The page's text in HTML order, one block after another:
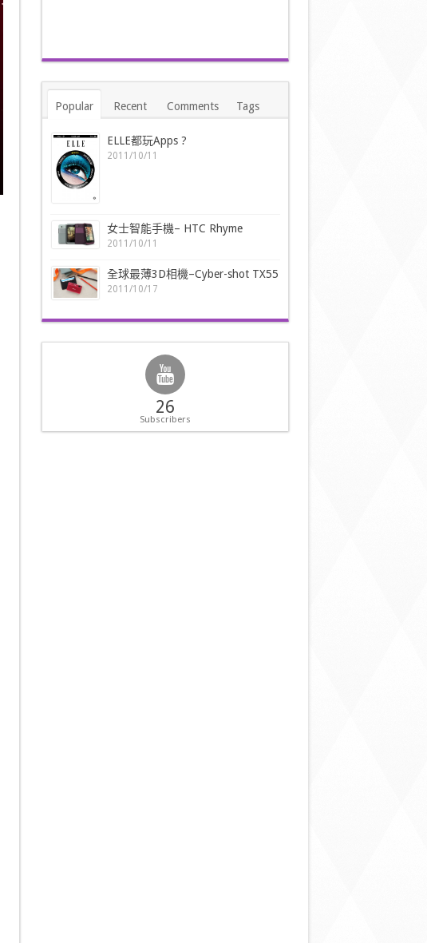
Popular Recent Comments Tags
ELLE都玩Apps ?
2011/10/11
女士智能手機– HTC Rhyme
2011/10/11
全球最薄3D相機–Cyber-shot TX55
2011/10/17
26
Subscribers